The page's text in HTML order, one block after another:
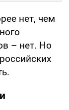
нет, чем
– нет. Но